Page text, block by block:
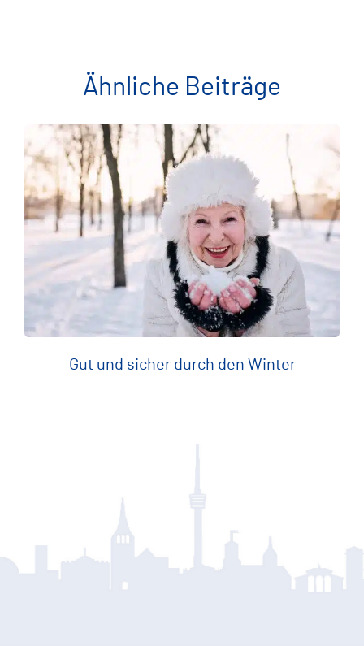
Ähnliche Beiträge
Gut und sicher durch den Winter